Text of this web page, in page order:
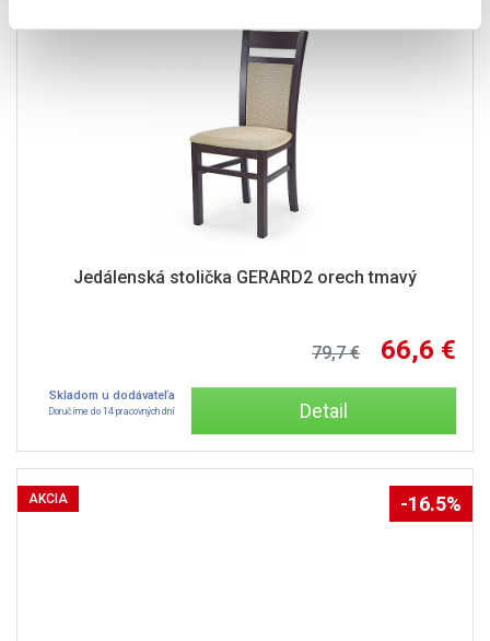
Jedálenská stolička GERARD2 orech tmavý
79,7 € 66,6 €
Skladom u dodávateľa
Doručíme do 14 pracovných dní Detail
AKCIA -16.5%